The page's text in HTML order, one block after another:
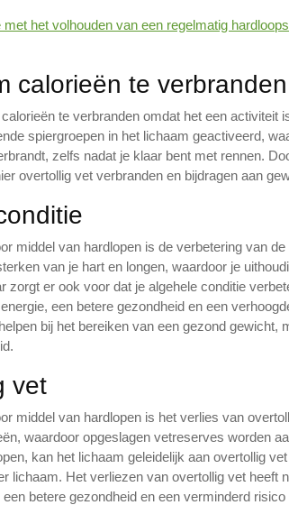
het volhouden van een regelmatig
calorieën te verbranden
te verbranden omdat het een activiteit
spiergroepen in het lichaam geactiveerd,
zelfs nadat je klaar bent met rennen.
overtollig vet verbranden en bijdragen aan
middel van hardlopen is de verbetering van
van je hart en longen, waardoor je
zorgt er ook voor dat je algehele conditie
een betere gezondheid en een
bij het bereiken van een gezond gewicht,
vet
middel van hardlopen is het verlies van
waardoor opgeslagen vetreserves worden
kan het lichaam geleidelijk aan overtollig
lichaam. Het verliezen van overtollig vet heeft
betere gezondheid en een verminderd